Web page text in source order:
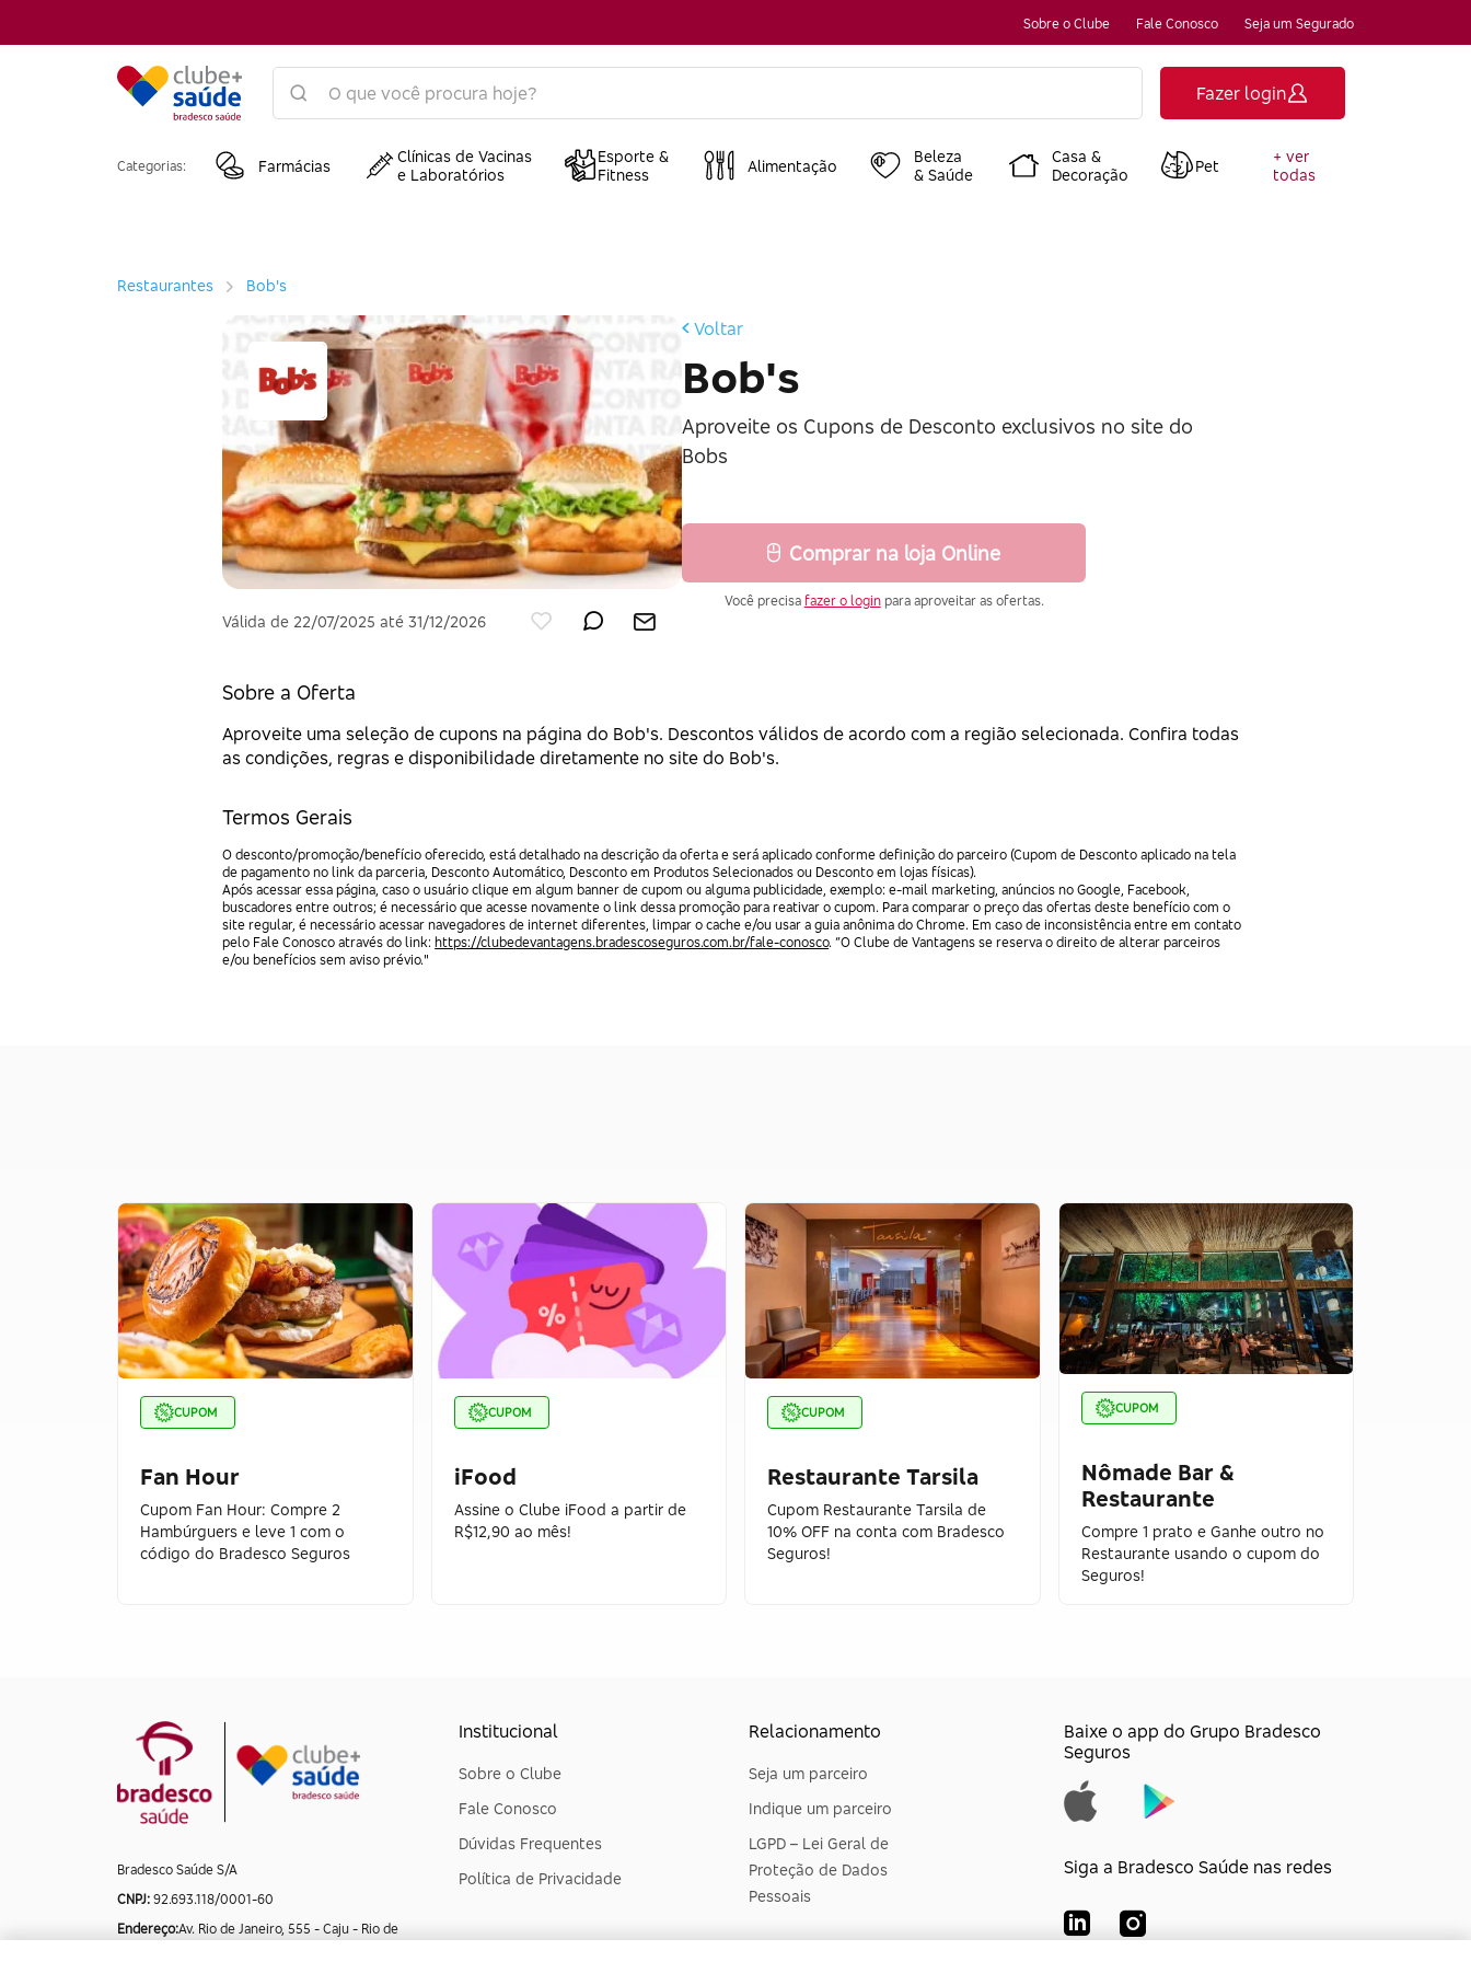
Sobre o Clube Fale Conosco Seja um Segurado
Fazer login
Categorias: Farmácias
Clínicas de Vacinas
e Laboratórios
Esporte &
Fitness
Alimentação
Beleza
& Saúde
Casa &
Decoração
Pet
+ ver
todas
Restaurantes Bob's
Válida de 22/07/2025 até 31/12/2026
Voltar
Bob's
Aproveite os Cupons de Desconto exclusivos no site do
Bobs
Comprar na loja Online
Você precisa fazer o loginpara aproveitar as ofertas.
Sobre a Oferta
Aproveite uma seleção de cupons na página do Bob's. Descontos válidos de acordo com a região selecionada. Confira todas
as condições, regras e disponibilidade diretamente no site do Bob's.
Termos Gerais
O desconto/promoção/benefício oferecido, está detalhado na descrição da oferta e será aplicado conforme definição do parceiro (Cupom de Desconto aplicado na tela
de pagamento no link da parceria, Desconto Automático, Desconto em Produtos Selecionados ou Desconto em lojas físicas).
Após acessar essa página, caso o usuário clique em algum banner de cupom ou alguma publicidade, exemplo: e-mail marketing, anúncios no Google, Facebook,
buscadores entre outros; é necessário que acesse novamente o link dessa promoção para reativar o cupom. Para comparar o preço das ofertas deste benefício com o
site regular, é necessário acessar navegadores de internet diferentes, limpar o cache e/ou usar a guia anônima do Chrome. Em caso de inconsistência entre em contato
pelo Fale Conosco através do link: https://clubedevantagens.bradescoseguros.com.br/fale-conosco. “O Clube de Vantagens se reserva o direito de alterar parceiros
e/ou benefícios sem aviso prévio."
CUPOM
Fan Hour
Cupom Fan Hour: Compre 2
Hambúrguers e leve 1 com o
código do Bradesco Seguros
CUPOM
iFood
Assine o Clube iFood a partir de
R$12,90 ao mês!
CUPOM
Restaurante Tarsila
Cupom Restaurante Tarsila de
10% OFF na conta com Bradesco
Seguros!
CUPOM
Nômade Bar &
Restaurante
Compre 1 prato e Ganhe outro no
Restaurante usando o cupom do
Seguros!
Bradesco Saúde S/A
CNPJ: 92.693.118/0001-60
Endereço:Av. Rio de Janeiro, 555 - Caju - Rio de
Institucional
Sobre o Clube
Fale Conosco
Dúvidas Frequentes
Política de Privacidade
Relacionamento
Seja um parceiro
Indique um parceiro
LGPD – Lei Geral de
Proteção de Dados
Pessoais
Baixe o app do Grupo Bradesco
Seguros
Siga a Bradesco Saúde nas redes